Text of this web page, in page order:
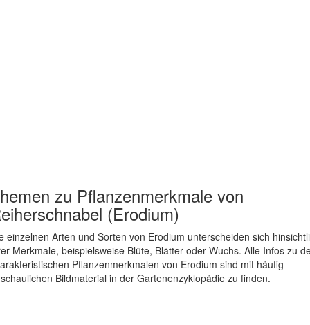
zu Pflanzenmerkmale von
(Erodium)
einzelnen Arten und Sorten von Erodium unterscheiden sich
Merkmale, beispielsweise Blüte, Blätter oder Wuchs. Alle Infos zu
Pflanzenmerkmalen von Erodium sind mit häufig
Bildmaterial in der Gartenenzyklopädie zu finden.